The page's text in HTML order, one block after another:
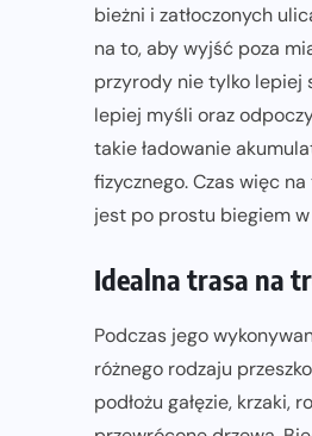
bieżni i zatłoczonych
na to, aby wyjść poza
przyrody nie tylko lepiej
lepiej myśli oraz
takie ładowanie
fizycznego. Czas więc
jest po prostu biegiem
Idealna trasa na
Podczas jego
różnego rodzaju
podłożu gałęzie, krzaki,